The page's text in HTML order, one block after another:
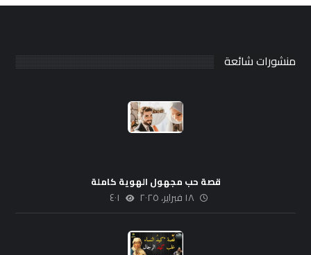
منشورات شائعة
قصة حب مجهول الهوية كاملة
١٨ فبراير، ٢٠٢٥ ٤٠١